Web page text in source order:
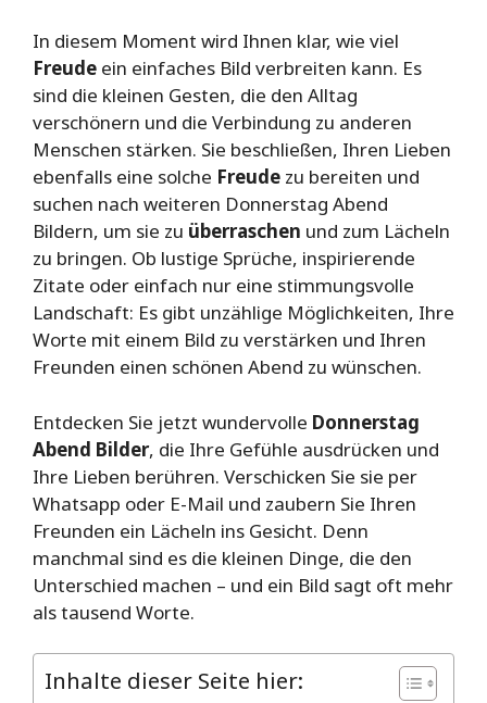
In diesem Moment wird Ihnen klar, wie viel
Freude ein einfaches Bild verbreiten kann. Es
sind die kleinen Gesten, die den Alltag
verschönern und die Verbindung zu anderen
Menschen stärken. Sie beschließen, Ihren Lieben
ebenfalls eine solche Freude zu bereiten und
suchen nach weiteren Donnerstag Abend
Bildern, um sie zu überraschen und zum Lächeln
zu bringen. Ob lustige Sprüche, inspirierende
Zitate oder einfach nur eine stimmungsvolle
Landschaft: Es gibt unzählige Möglichkeiten, Ihre
Worte mit einem Bild zu verstärken und Ihren
Freunden einen schönen Abend zu wünschen.
Entdecken Sie jetzt wundervolle Donnerstag
Abend Bilder, die Ihre Gefühle ausdrücken und
Ihre Lieben berühren. Verschicken Sie sie per
Whatsapp oder E-Mail und zaubern Sie Ihren
Freunden ein Lächeln ins Gesicht. Denn
manchmal sind es die kleinen Dinge, die den
Unterschied machen – und ein Bild sagt oft mehr
als tausend Worte.
Inhalte dieser Seite hier: